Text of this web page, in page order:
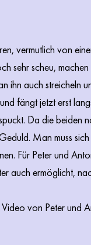
vermutlich von
sehr scheu,
ihn auch
fängt jetzt erst
Da die beiden
Man muss
Für Peter und
auch ermöglicht,
von Peter und